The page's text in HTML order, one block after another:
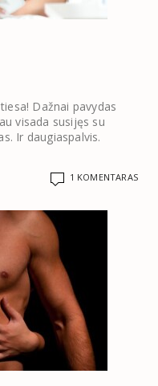
Dažnai pavydas
visada susijęs su
Ir daugiaspalvis.
1 KOMENTARAS